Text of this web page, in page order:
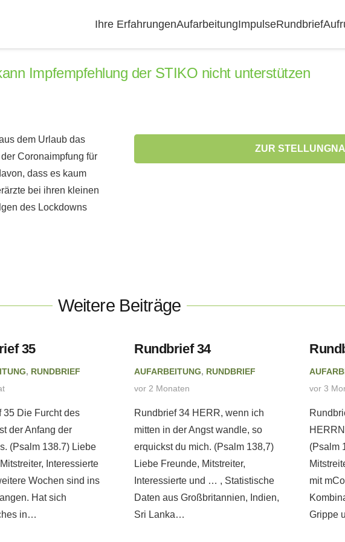
Ihre ErfahrungenAufarbeitungImpulseRundbrief
Impfempfehlung der STIKO nicht unterstützen
dem Urlaub das
Coronaimpfung für
dass es kaum
bei ihren kleinen
des Lockdowns
ZUR
Weitere Beiträge
35
, RUNDBRIEF
35 Die Furcht des
der Anfang der
(Psalm 138.7) Liebe
Interessierte
Wochen sind ins
Hat sich
in…
Rundbrief 34
AUFARBEITUNG, RUNDBRIEF
vor 2 Monaten
Rundbrief 34 HERR, wenn ich
mitten in der Angst wandle, so
erquickst du mich. (Psalm 138,7)
Liebe Freunde, Mitstreiter,
Interessierte und … , Statistische
Daten aus Großbritannien, Indien,
Sri Lanka…
vor 3
(Psalm
mit
Grippe